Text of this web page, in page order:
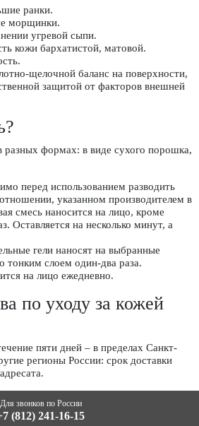
ранки.
морщинки.
угревой сыпи.
кожи бархатистой, матовой.
щелочной баланс на поверхности,
защитой от факторов внешней
разных формах: в виде сухого порошка,
перед использованием разводить
указанном производителем в
смесь наносится на лицо, кроме
Оставляется на несколько минут, а
гели наносят на выбранные
тонким слоем один-два раза.
на лицо ежедневно.
по уходу за кожей
пяти дней – в пределах Санкт-
регионы России: срок доставки
Для звонков по России
(812) 241-16-15